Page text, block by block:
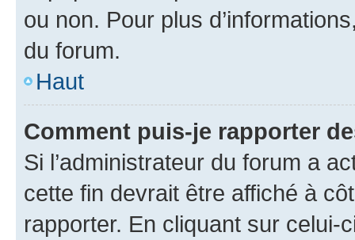
ou non. Pour plus
du forum.
Haut
Comment puis-je rapporter
Si l’administrateur du forum a
cette fin devrait être affiché à
rapporter. En cliquant sur